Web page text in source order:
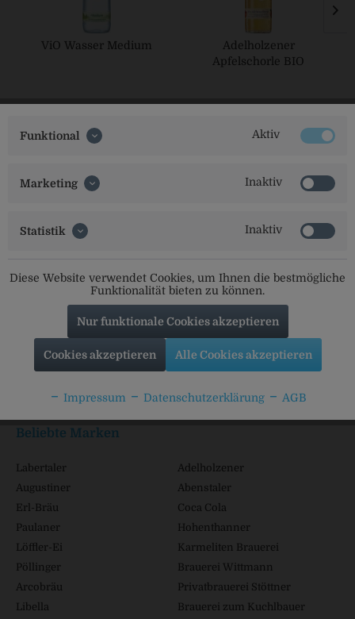
ViO Wasser Medium
Adelholzener
Apfelschorle BIO
Social Media
Informationen
Beliebte Marken
Labertaler
Adelholzener
Augustiner
Abenstaler
Erl-Bräu
Coca Cola
Paulaner
Hohenthanner
Löffler-Ei
Karmeliten Brauerei
Pöllinger
Brauerei Wittmann
Arcobräu
Privatbrauerei Stöttner
Libella
Brauerei zum Kuchlbauer
Funktional Aktiv
Marketing Inaktiv
Statistik Inaktiv
Diese Website verwendet Cookies, um Ihnen die bestmögliche
Funktionalität bieten zu können.
Nur funktionale Cookies akzeptieren
Cookies akzeptieren Alle Cookies akzeptieren
Impressum Datenschutzerklärung AGB